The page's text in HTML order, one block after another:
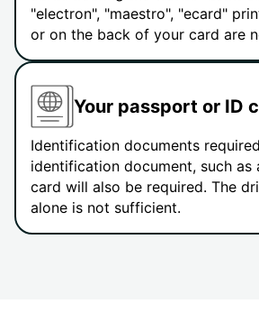
"electron", "maestro", "ecard"
or on the back of your card are
Your passport or ID
Identification documents
identification document, such as
card will also be required. The
alone is not sufficient.